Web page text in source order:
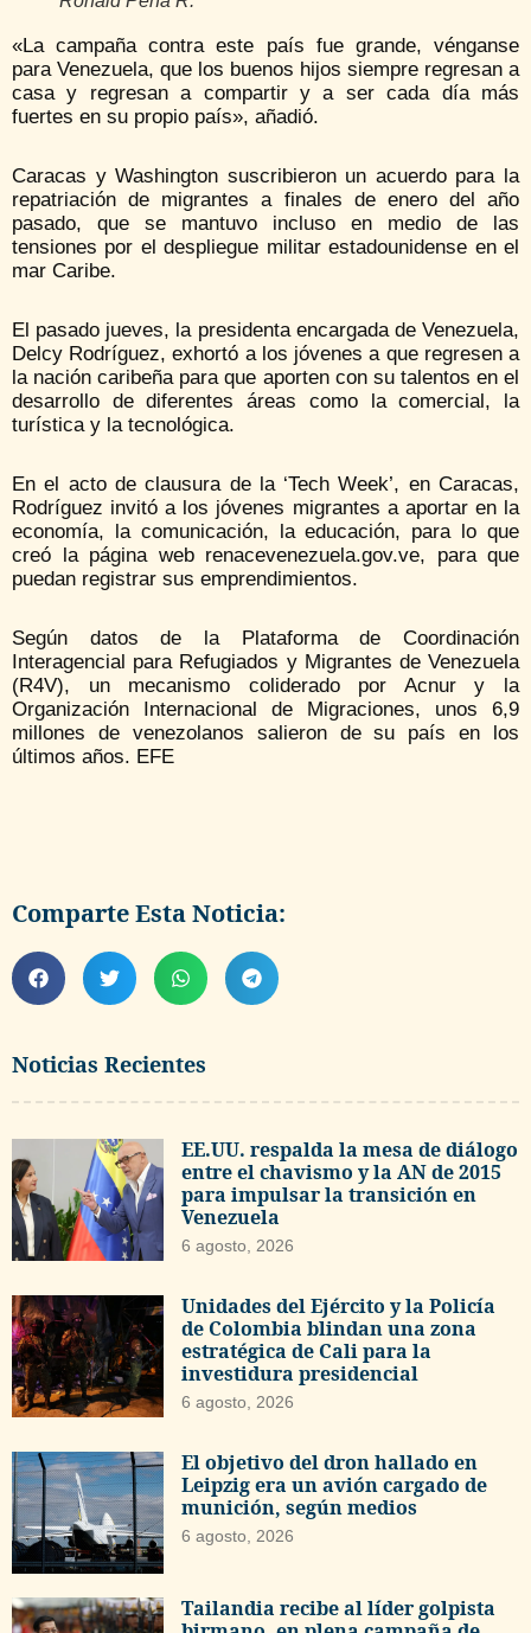
Noticias Recientes
EE.UU. respalda la mesa de diálogo
entre el chavismo y la AN de 2015
para impulsar la transición en
Venezuela
6 agosto, 2026
Unidades del Ejército y la Policía
de Colombia blindan una zona
estratégica de Cali para la
investidura presidencial
6 agosto, 2026
El objetivo del dron hallado en
Leipzig era un avión cargado de
munición, según medios
6 agosto, 2026
Tailandia recibe al líder golpista
«La campaña contra este país fue grande, vénganse
para Venezuela, que los buenos hijos siempre regresan a
casa y regresan a compartir y a ser cada día más
fuertes en su propio país», añadió.
Caracas y Washington suscribieron un acuerdo para la
repatriación de migrantes a finales de enero del año
pasado, que se mantuvo incluso en medio de las
tensiones por el despliegue militar estadounidense en el
mar Caribe.
El pasado jueves, la presidenta encargada de Venezuela,
Delcy Rodríguez, exhortó a los jóvenes a que regresen a
la nación caribeña para que aporten con su talentos en el
desarrollo de diferentes áreas como la comercial, la
turística y la tecnológica.
En el acto de clausura de la ‘Tech Week’, en Caracas,
Rodríguez invitó a los jóvenes migrantes a aportar en la
economía, la comunicación, la educación, para lo que
creó la página web renacevenezuela.gov.ve, para que
puedan registrar sus emprendimientos.
Según datos de la Plataforma de Coordinación
Interagencial para Refugiados y Migrantes de Venezuela
(R4V), un mecanismo coliderado por Acnur y la
Organización Internacional de Migraciones, unos 6,9
millones de venezolanos salieron de su país en los
últimos años. EFE
Comparte Esta Noticia: